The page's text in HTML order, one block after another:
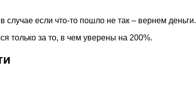
если что-то пошло не так – вернем деньги.
только за то, в чем уверены на 200%.